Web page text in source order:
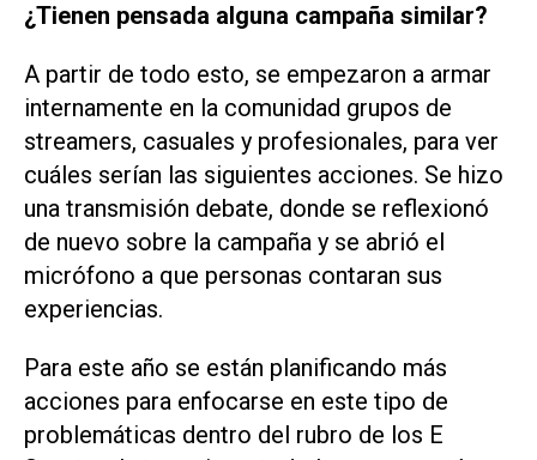
¿Tienen pensada alguna campaña similar?
A partir de todo esto, se empezaron a armar
internamente en la comunidad grupos de
streamers, casuales y profesionales, para ver
cuáles serían las siguientes acciones. Se hizo
una transmisión debate, donde se reflexionó
de nuevo sobre la campaña y se abrió el
micrófono a que personas contaran sus
experiencias.
Para este año se están planificando más
acciones para enfocarse en este tipo de
problemáticas dentro del rubro de los E